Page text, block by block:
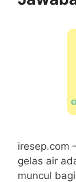
iresep.com
gelas air
muncul